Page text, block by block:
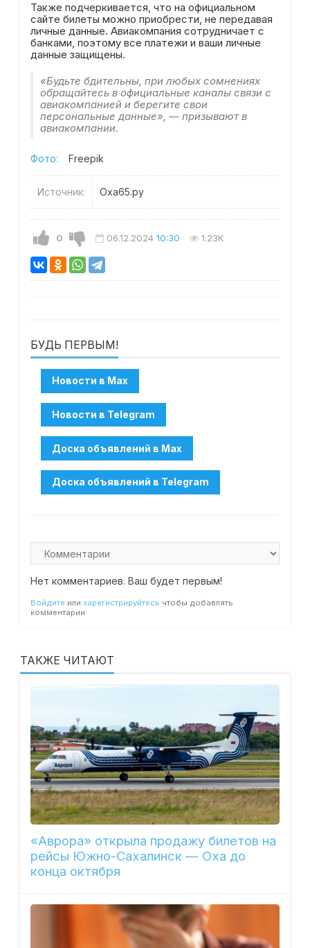
Также подчеркивается, что на официальном
сайте билеты можно приобрести, не передавая
личные данные. Авиакомпания сотрудничает с
банками, поэтому все платежи и ваши личные
данные защищены.
«Будьте бдительны, при любых сомнениях
обращайтесь в официальные каналы связи с
авиакомпанией и берегите свои
персональные данные», — призывают в
авиакомпании.
Фото: Freepik
Источник: Оха65.ру
0 06.12.2024 10:30 1.23K
БУДЬ ПЕРВЫМ!
Нет комментариев. Ваш будет первым!
Войдите или зарегистрируйтесь чтобы добавлять
комментарии
ТАКЖЕ ЧИТАЮТ
«Аврора» открыла продажу билетов на
рейсы Южно-Сахалинск — Оха до
конца октября